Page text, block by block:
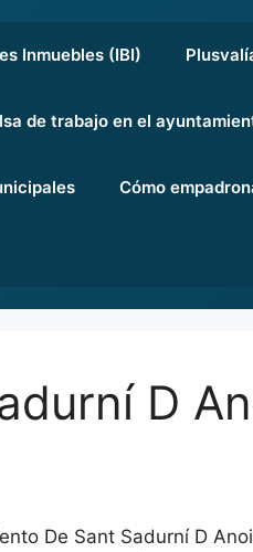
Inmuebles (IBI)
de trabajo en el
Cómo
D
De Sant Sadurní D